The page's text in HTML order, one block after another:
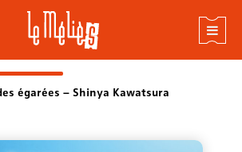
égarées – Shinya Kawatsura